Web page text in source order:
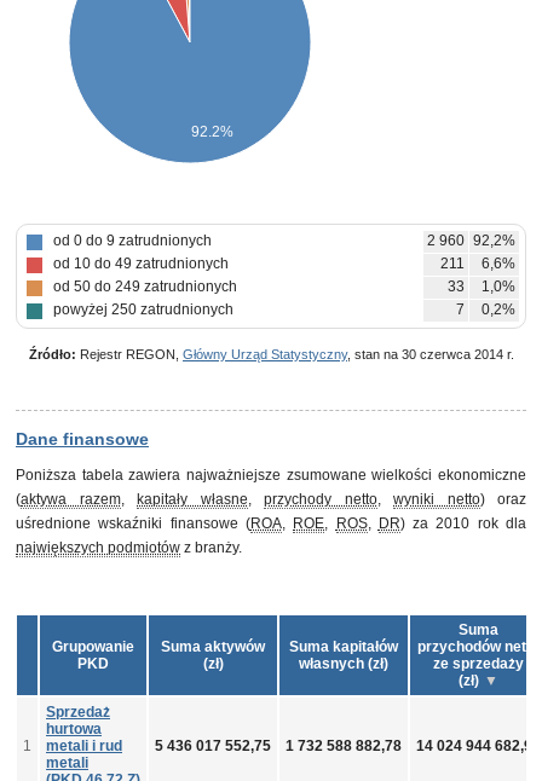
92.2%
od 0 do 9 zatrudnionych 2 960 92,2%
od 10 do 49 zatrudnionych
211
6,6%
od 50 do 249 zatrudnionych
33
1,0%
powyżej 250 zatrudnionych
7 0,2%
Źródło: Rejestr REGON, Główny Urząd Statystyczny, stan na 30 czerwca 2014 r.
Dane finansowe
Poniższa tabela zawiera najważniejsze zsumowane wielkości ekonomiczne
(aktywa razem, kapitały własne, przychody netto, wyniki netto) oraz
uśrednione wskaźniki finansowe (ROA, ROE, ROS, DR) za 2010 rok dla
największych podmiotów z branży.
Grupowanie
PKD
Suma aktywów
(zł)
Suma kapitałów
własnych (zł)
Suma
przychodów netto
ze sprzedaży
(zł)
1
Sprzedaż
hurtowa
metali i rud
metali
5 436 017 552,75 1 732 588 882,78 14 024 944 682,92